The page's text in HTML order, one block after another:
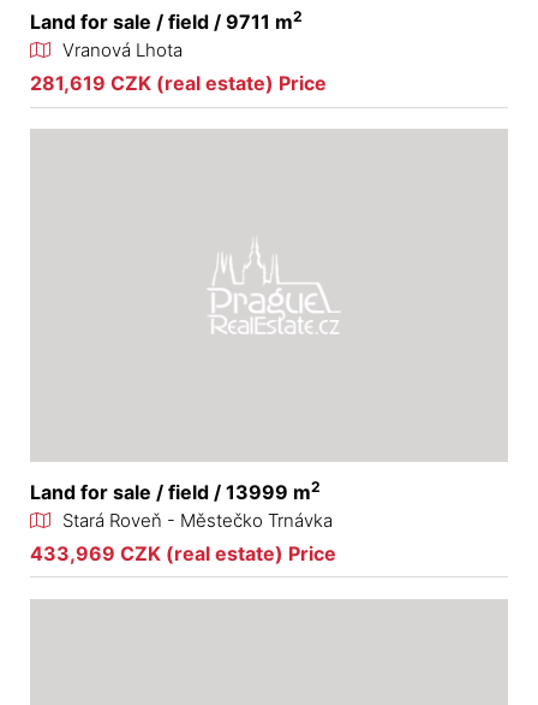
Land for sale / field / 9711 m2
Vranová Lhota
281,619 CZK (real estate) Price
Land for sale / field / 13999 m2
Stará Roveň - Městečko Trnávka
433,969 CZK (real estate) Price